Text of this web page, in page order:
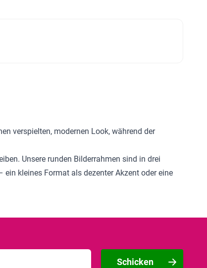
verspielten, modernen Look, während der
Unsere runden Bilderrahmen sind in drei
kleines Format als dezenter Akzent oder eine
Schicken